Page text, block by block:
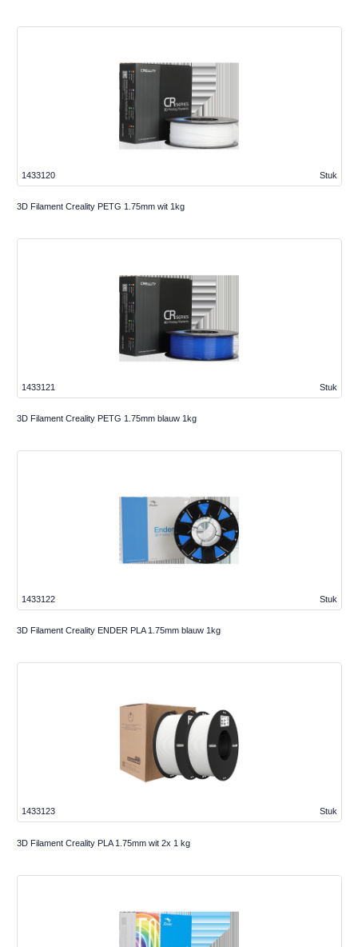
Stuk
1433120
3D Filament Creality PETG 1.75mm wit 1kg
Stuk
1433121
3D Filament Creality PETG 1.75mm blauw 1kg
Stuk
1433122
3D Filament Creality ENDER PLA 1.75mm blauw 1kg
Stuk
1433123
3D Filament Creality PLA 1.75mm wit 2x 1 kg